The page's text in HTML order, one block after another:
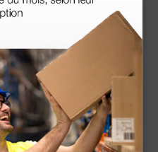
(Sterrad 100 NX)